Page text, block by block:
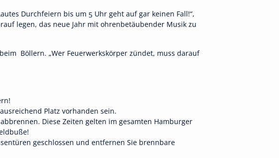
Durchfeiern bis um 5 Uhr geht auf gar keinen Fall!“,
legen, das neue Jahr mit ohrenbetäubender Musik zu
Böllern. „Wer Feuerwerkskörper zündet, muss darauf
Platz vorhanden sein.
Diese Zeiten gelten im gesamten Hamburger
geschlossen und entfernen Sie brennbare